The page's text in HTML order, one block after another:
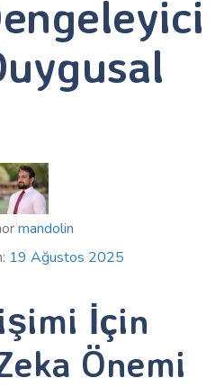
mandolin
19 Ağustos 2025
İçin
Önemi